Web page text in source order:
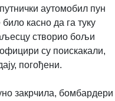
аутомобил пун
касно да га туку
створио бољи
су поискакали,
погођени.
закрчила, бомбардери